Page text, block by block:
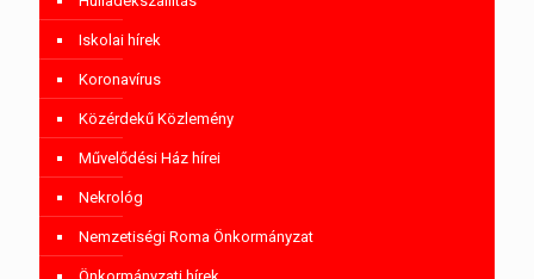
Iskolai hírek
Koronavírus
Közérdekű Közlemény
Művelődési Ház hírei
Nekrológ
Nemzetiségi Roma Önkormányzat